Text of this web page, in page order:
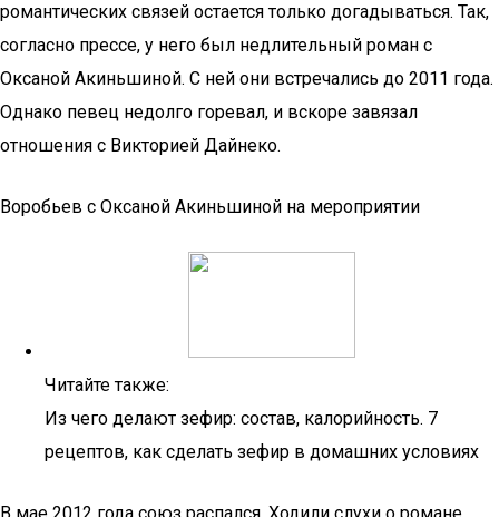
романтических связей остается только догадываться. Так,
согласно прессе, у него был недлительный роман с
Оксаной Акиньшиной. С ней они встречались до 2011 года.
Однако певец недолго горевал, и вскоре завязал
отношения с Викторией Дайнеко.
Воробьев с Оксаной Акиньшиной на мероприятии
Читайте также:
Из чего делают зефир: состав, калорийность. 7
рецептов, как сделать зефир в домашних условиях